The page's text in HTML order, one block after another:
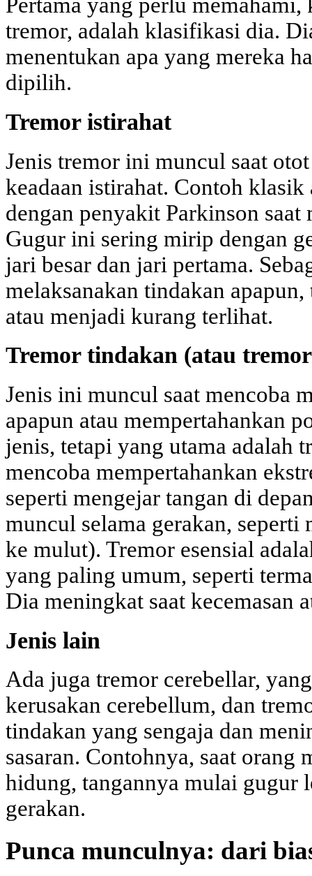
tremor, adalah klasifikasi dia.
menentukan apa yang mereka
dipilih.
Tremor istirahat
Jenis tremor ini muncul saat
keadaan istirahat. Contoh
dengan penyakit Parkinson
Gugur ini sering mirip dengan
jari besar dan jari pertama.
melaksanakan tindakan
atau menjadi kurang terlihat.
Tremor tindakan (atau
Jenis ini muncul saat mencoba
apapun atau mempertahankan
jenis, tetapi yang utama adalah
mencoba mempertahankan
seperti mengejar tangan di
muncul selama gerakan, seperti
ke mulut). Tremor esensial
yang paling umum, seperti
Dia meningkat saat kecemasan
Jenis lain
Ada juga tremor cerebellar,
kerusakan cerebellum, dan
tindakan yang sengaja dan
sasaran. Contohnya, saat orang
hidung, tangannya mulai gugur
gerakan.
Punca munculnya: dari